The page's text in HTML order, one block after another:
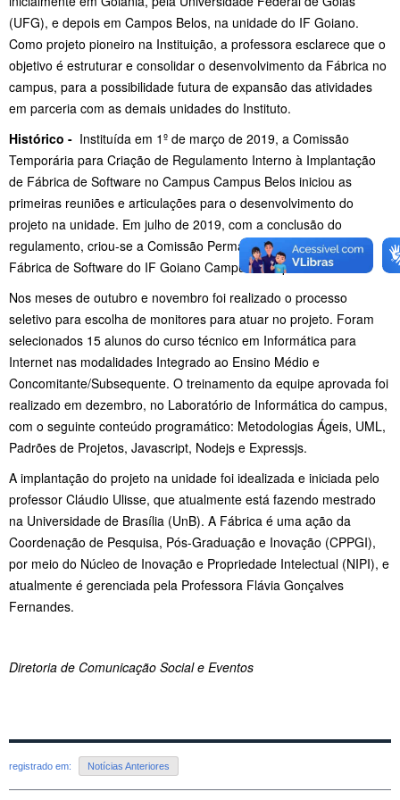
(UFG), e depois em Campos Belos, na unidade do IF Goiano.
Como projeto pioneiro na Instituição, a professora esclarece que o
objetivo é estruturar e consolidar o desenvolvimento da Fábrica no
campus, para a possibilidade futura de expansão das atividades
em parceria com as demais unidades do Instituto.
Histórico - Instituída em 1º de março de 2019, a Comissão
Temporária para Criação de Regulamento Interno à Implantação
de Fábrica de Software no Campus Campus Belos iniciou as
primeiras reuniões e articulações para o desenvolvimento do
projeto na unidade. Em julho de 2019, com a conclusão do
regulamento, criou-se a Comissão Permanente para Gestão da
Fábrica de Software do IF Goiano Campus Campos Belos.
Nos meses de outubro e novembro foi realizado o processo
seletivo para escolha de monitores para atuar no projeto. Foram
selecionados 15 alunos do curso técnico em Informática para
Internet nas modalidades Integrado ao Ensino Médio e
Concomitante/Subsequente. O treinamento da equipe aprovada foi
realizado em dezembro, no Laboratório de Informática do campus,
com o seguinte conteúdo programático: Metodologias Ágeis, UML,
Padrões de Projetos, Javascript, Nodejs e Expressjs.
A implantação do projeto na unidade foi idealizada e iniciada pelo
professor Cláudio Ulisse, que atualmente está fazendo mestrado
na Universidade de Brasília (UnB). A Fábrica é uma ação da
Coordenação de Pesquisa, Pós-Graduação e Inovação (CPPGI),
por meio do Núcleo de Inovação e Propriedade Intelectual (NIPI), e
atualmente é gerenciada pela Professora Flávia Gonçalves
Fernandes.
Diretoria de Comunicação Social e Eventos
registrado em: Notícias Anteriores